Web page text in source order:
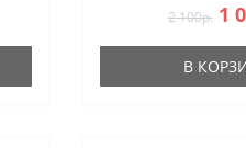
2 100р. 1
В